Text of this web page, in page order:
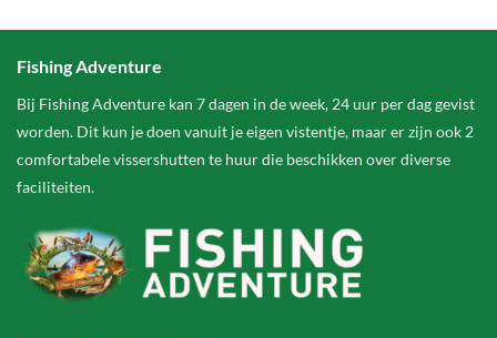
Fishing Adventure
Bij Fishing Adventure kan 7 dagen in de week, 24 uur per dag gevist
worden. Dit kun je doen vanuit je eigen vistentje, maar er zijn ook 2
comfortabele vissershutten te huur die beschikken over diverse
faciliteiten.